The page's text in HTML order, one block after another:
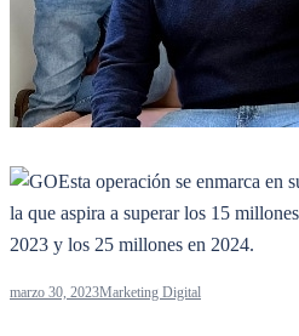
Esta operación se enmarca en
la que aspira a superar los 15
2023 y los 25 millones en 2024.
marzo 30, 2023Marketing Digital